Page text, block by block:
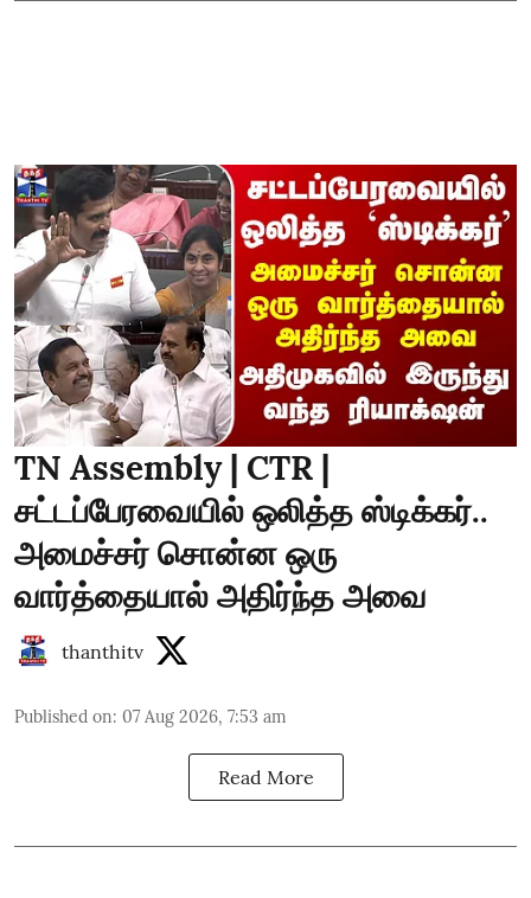
TN Assembly | CTR |
சட்டப்பேரவையில் ஒலித்த ஸ்டிக்கர்..
அமைச்சர் சொன்ன ஒரு
வார்த்தையால் அதிர்ந்த அவை
thanthitv
Published on: 07 Aug 2026, 7:53 am
Read More